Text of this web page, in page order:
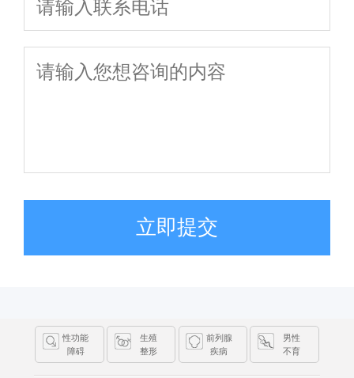
立即提交
性功能
障碍
生殖
整形
前列腺
疾病
男性
不育